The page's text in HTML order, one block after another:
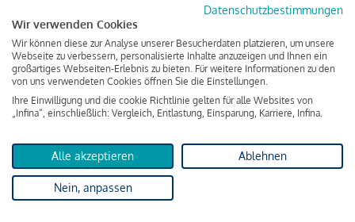
Zu zahlender Gesamtbetrag
Kreditvermittler
INFINA Credit
Broker GmbH
von 237.000 Euro ausgezahlt, um die Wohnung zu kaufen.
Darüber hinaus fallen aber noch einige Gebühren an (z. B. die
Grundbucheintragungsgebühr), sodass die Bank den
Datenschutzbestimmungen
Wir verwenden Cookies
Wir können diese zur Analyse unserer Besucherdaten platzieren, um unsere
Webseite zu verbessern, personalisierte Inhalte anzuzeigen und Ihnen ein
großartiges Webseiten-Erlebnis zu bieten. Für weitere Informationen zu den
von uns verwendeten Cookies öffnen Sie die Einstellungen.
Ihre Einwilligung und die cookie Richtlinie gelten für alle Websites von
„Infina“, einschließlich: Vergleich, Entlastung, Einsparung, Karriere, Infina.
Alle akzeptieren Ablehnen
Nein, anpassen